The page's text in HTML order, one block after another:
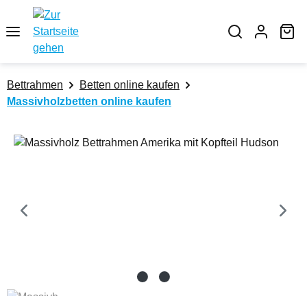
Zum Hauptinhalt springen
Bettrahmen
Betten online kaufen
Massivholzbetten online kaufen
Bildergalerie überspringen